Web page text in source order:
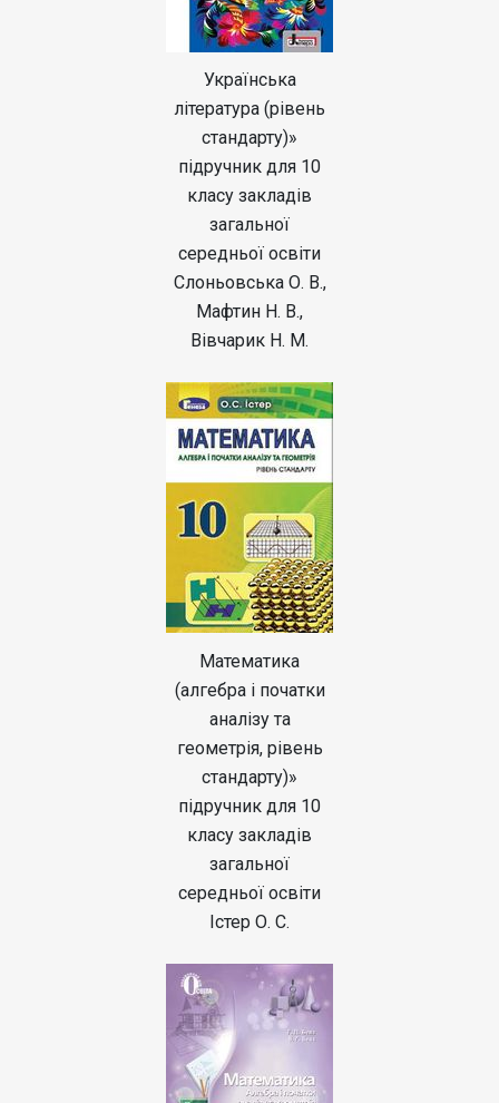
Українська
література (рівень
стандарту)»
підручник для 10
класу закладів
загальної
середньої освіти
Слоньовська О. В.,
Мафтин Н. В.,
Вівчарик Н. М.
Математика
(алгебра і початки
аналізу та
геометрія, рівень
стандарту)»
підручник для 10
класу закладів
загальної
середньої освіти
Істер О. С.